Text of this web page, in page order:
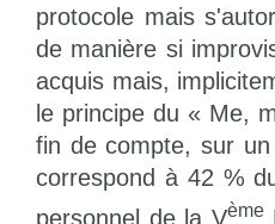
protocole mais
de manière si
acquis mais,
le principe du « Me,
fin de compte, sur
correspond à 42 %
personnel de la Vème